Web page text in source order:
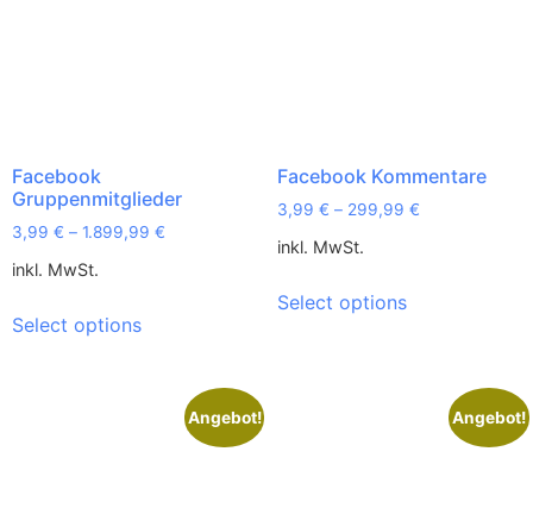
Facebook
Gruppenmitglieder
3,99 € – 1.899,99 €
inkl. MwSt.
Select options
Facebook Kommentare
3,99 € – 299,99 €
inkl. MwSt.
Select options
Angebot! Angebot!